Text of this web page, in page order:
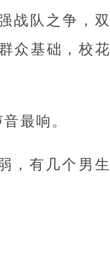
战队之争，双
众基础，校花
最响。
，有几个男生